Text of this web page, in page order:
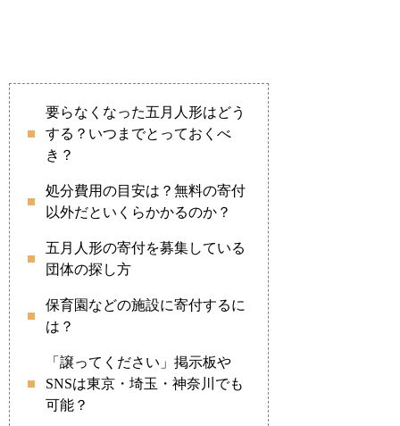
要らなくなった五月人形はどう
する？いつまでとっておくべ
き？
処分費用の目安は？無料の寄付
以外だといくらかかるのか？
五月人形の寄付を募集している
団体の探し方
保育園などの施設に寄付するに
は？
「譲ってください」掲示板や
SNSは東京・埼玉・神奈川でも
可能？